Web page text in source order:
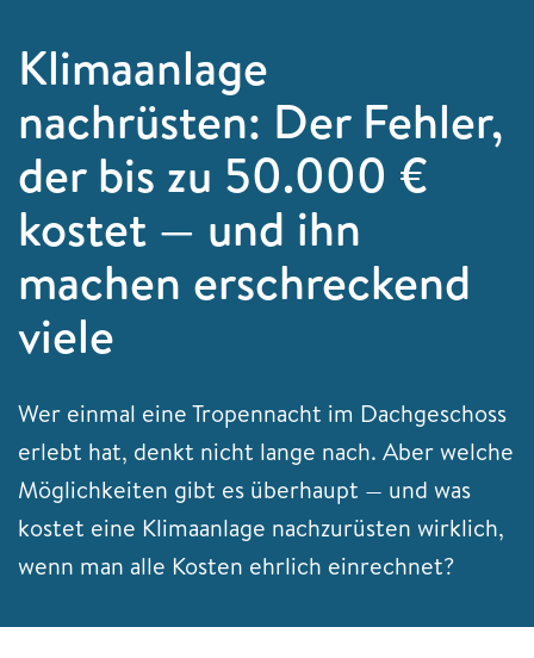
Klimaanlage
nachrüsten: Der Fehler,
der bis zu 50.000 €
kostet — und ihn
machen erschreckend
viele
Wer einmal eine Tropennacht im Dachgeschoss
erlebt hat, denkt nicht lange nach. Aber welche
Möglichkeiten gibt es überhaupt — und was
kostet eine Klimaanlage nachzurüsten wirklich,
wenn man alle Kosten ehrlich einrechnet?